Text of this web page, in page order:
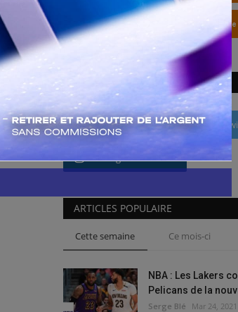
NOUS SUIVRE
Facebook
Instagram
ARTICLES POPULAIRE
Cette semaine Ce mois-ci
NBA : Les Lakers
Pelicans de la
Serge Blé Mar 24, 2021